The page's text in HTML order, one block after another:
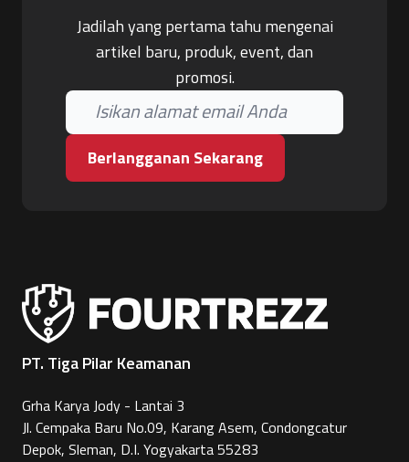
Jadilah yang pertama tahu mengenai
artikel baru, produk, event, dan
promosi.
Berlangganan Sekarang
PT. Tiga Pilar Keamanan
Grha Karya Jody - Lantai 3
Jl. Cempaka Baru No.09, Karang Asem, Condongcatur
Depok, Sleman, D.I. Yogyakarta 55283